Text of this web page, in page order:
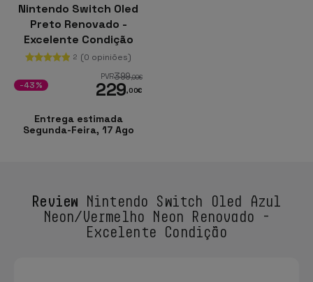
Nintendo Switch Oled
Preto Renovado -
Excelente Condição
2 (0 opiniões)
PVR399,00€
229,00€
-43%
Entrega estimada
Segunda-Feira, 17 Ago
Review Nintendo Switch Oled Azul
Neon/Vermelho Neon Renovado -
Excelente Condição